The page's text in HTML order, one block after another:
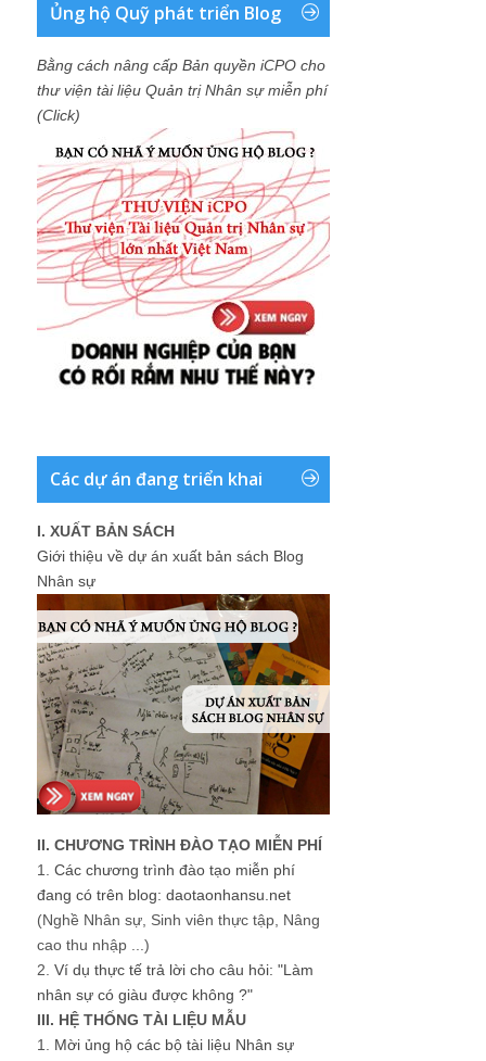
Ủng hộ Quỹ phát triển Blog
Bằng cách nâng cấp Bản quyền iCPO cho
thư viện tài liệu Quản trị Nhân sự miễn phí
(Click)
Các dự án đang triển khai
I. XUẤT BẢN SÁCH
Giới thiệu về dự án xuất bản sách Blog
Nhân sự
II. CHƯƠNG TRÌNH ĐÀO TẠO MIỄN PHÍ
1. Các chương trình đào tạo miễn phí
đang có trên blog: daotaonhansu.net
(Nghề Nhân sự, Sinh viên thực tập, Nâng
cao thu nhập ...)
2. Ví dụ thực tế trả lời cho câu hỏi: "Làm
nhân sự có giàu được không ?"
III. HỆ THỐNG TÀI LIỆU MẪU
1. Mời ủng hộ các bộ tài liệu Nhân sự